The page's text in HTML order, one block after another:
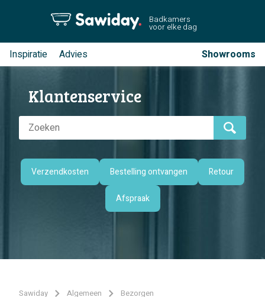
Badkamers
voor elke dag
Inspiratie Advies Showrooms
Klantenservice
Verzendkosten Bestelling ontvangen Retour
Afspraak
Sawiday Algemeen Bezorgen